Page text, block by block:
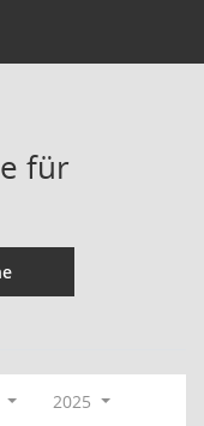
für
2025